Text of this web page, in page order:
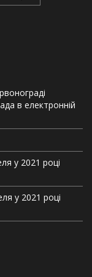
в електронній
у 2021 році
у 2021 році